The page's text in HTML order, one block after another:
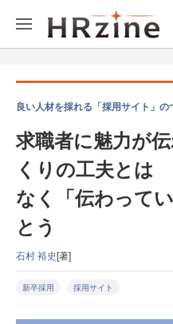
良い人材を採れる「採用サイト」
求職者に魅力が
くりの工夫とは
なく「伝わって
とう
石村 裕史[著]
新卒採用 採用サイト